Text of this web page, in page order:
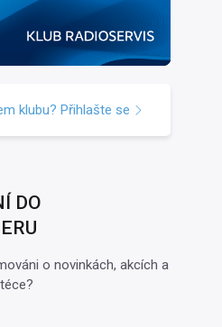
klubu? Přihlašte se
DO
o novinkách, akcích a